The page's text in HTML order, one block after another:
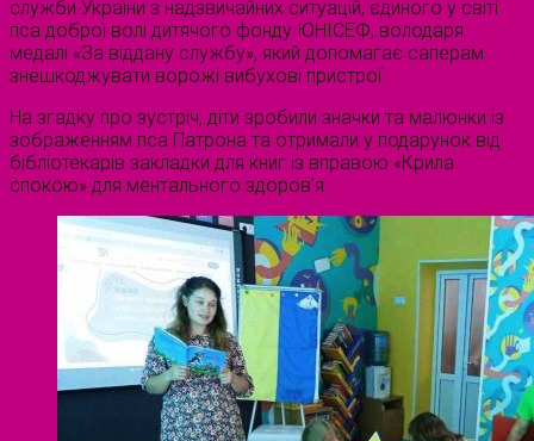
служби України з надзвичайних ситуацій, єдиного у світі
пса доброї волі дитячого фонду ЮНІСЕФ, володаря
медалі «За віддану службу», який допомагає саперам
знешкоджувати ворожі вибухові пристрої.
На згадку про зустріч, діти зробили значки та малюнки із
зображенням пса Патрона та отримали у подарунок від
бібліотекарів закладки для книг із вправою «Крила
спокою» для ментального здоров’я.